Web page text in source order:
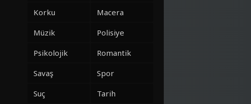
Korku
Macera
Müzik
Polisiye
Psikolojik
Romantik
Savaş
Spor
Suç
Tarih